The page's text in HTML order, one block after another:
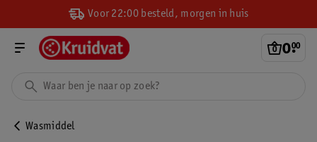
Voor 22:00 besteld, morgen in huis
0.
00
Wasmiddel